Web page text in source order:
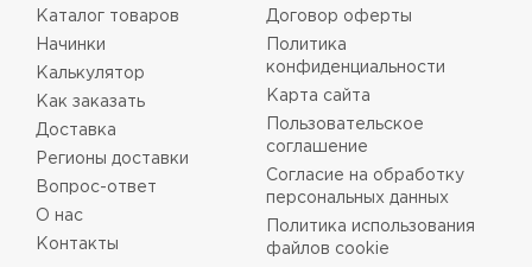
Каталог товаров
Начинки
Калькулятор
Как заказать
Доставка
Регионы доставки
Вопрос-ответ
О нас
Контакты
Договор оферты
Политика
конфиденциальности
Карта сайта
Пользовательское
соглашение
Согласие на обработку
персональных данных
Политика использования
файлов cookie